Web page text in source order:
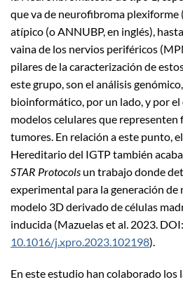
que va de neurofibroma plexiforme
atípico (o ANNUBP, en inglés),
vaina de los nervios periféricos
pilares de la caracterización de
este grupo, son el análisis
bioinformático, por un lado, y por
modelos celulares que
tumores. En relación a este punto,
Hereditario del IGTP también
STAR Protocols un trabajo donde
experimental para la generación
modelo 3D derivado de células
inducida (Mazuelas et al. 2023. DOI:
10.1016/j.xpro.2023.102198).
En este estudio han colaborado